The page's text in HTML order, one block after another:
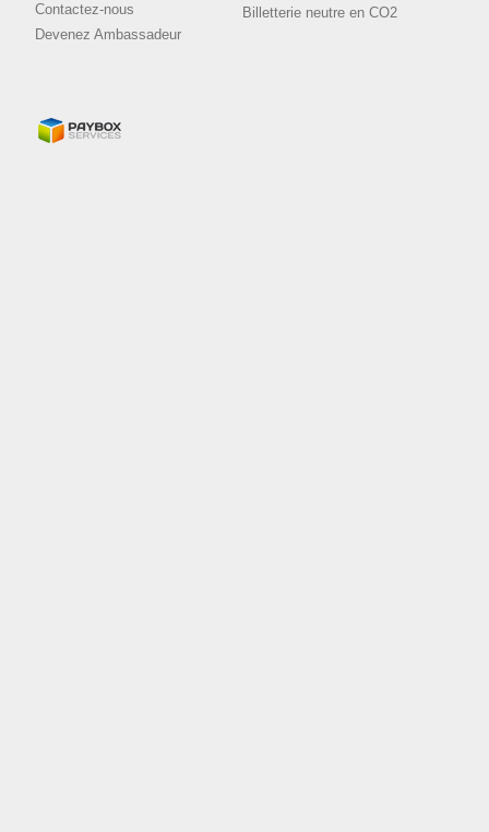
Contactez-nous
Devenez Ambassadeur
Billetterie neutre en CO2